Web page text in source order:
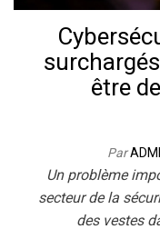
être
Par
Un problème
secteur de la
des vestes